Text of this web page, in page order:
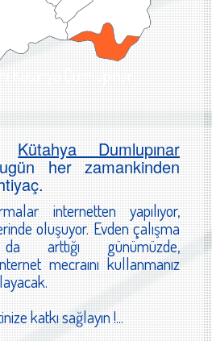
Kütahya Dumlupınar
Kütahya Dumlupınar
her zamankinden
internetten yapılıyor,
oluşuyor. Evden çalışma
da arttığı günümüzde,
mecraını kullanmanız
katkı sağlayın !...